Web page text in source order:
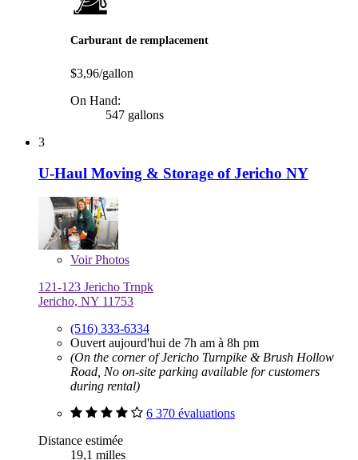
Carburant de remplacement
$3,96/gallon
On Hand:
547 gallons
3
U-Haul Moving & Storage of Jericho NY
VoirPhotos
121-123 Jericho Trnpk
Jericho, NY 11753
(516) 333-6334
Ouvert aujourd'hui de 7h am à 8h pm
(On the corner of Jericho Turnpike & Brush Hollow
Road, No on-site parking available for customers
during rental)
6 370 évaluations
Distance estimée
19,1 milles